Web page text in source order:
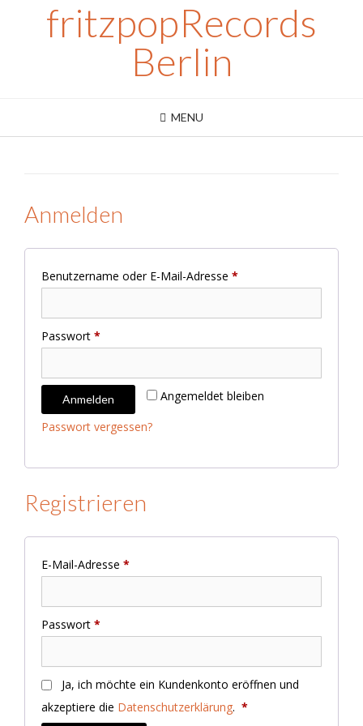
fritzpopRecords
Berlin
MENU
Anmelden
Benutzername oder E-Mail-Adresse *
Passwort *
Angemeldet bleiben
Anmelden
Passwort vergessen?
Registrieren
E-Mail-Adresse *
Passwort *
Ja, ich möchte ein Kundenkonto eröffnen und
akzeptiere die Datenschutzerklärung. *